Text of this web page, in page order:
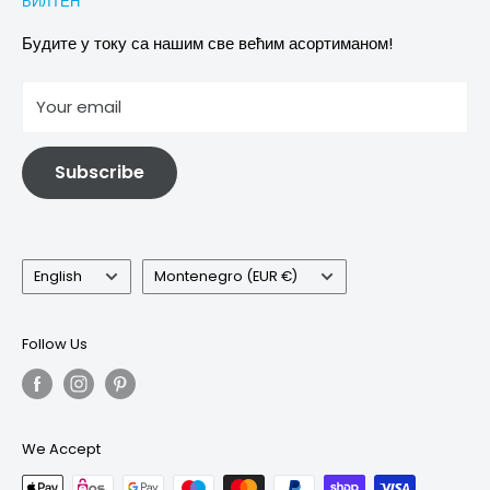
Images & references
Политика отказивања
Услови
Информације о електричној и електронској опреми
Будите у току са нашим све већим асортиманом!
Your email
Subscribe
Language
English Country/region
Montenegro (EUR €)
Follow Us
We Accept